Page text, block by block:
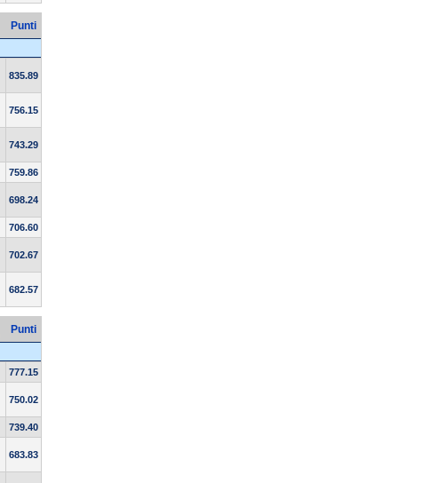
Punti
835.89
756.15
743.29
759.86
698.24
706.60
702.67
682.57
Punti
777.15
750.02
739.40
683.83